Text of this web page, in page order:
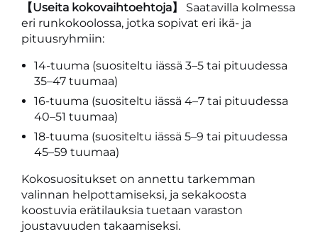
【Useita kokovaihtoehtoja】 Saatavilla kolmessa
eri runkokoolossa, jotka sopivat eri ikä- ja
pituusryhmiin:
14-tuuma (suositeltu iässä 3–5 tai pituudessa
35–47 tuumaa)
16-tuuma (suositeltu iässä 4–7 tai pituudessa
40–51 tuumaa)
18-tuuma (suositeltu iässä 5–9 tai pituudessa
45–59 tuumaa)
Kokosuositukset on annettu tarkemman
valinnan helpottamiseksi, ja sekakoosta
koostuvia erätilauksia tuetaan varaston
joustavuuden takaamiseksi.